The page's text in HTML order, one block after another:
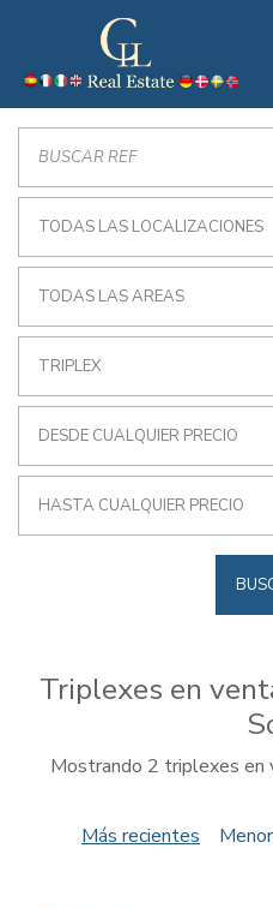
TODAS LAS LOCALIZACIONES
TODAS LAS AREAS
TRIPLEX
DESDE CUALQUIER PRECIO
HASTA CUALQUIER PRECIO
Triplexes en
Mostrando 2 triplexes en
Más recientes